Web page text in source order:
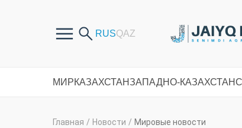
МИРКАЗАХСТАНЗАПАДНО-
Главная / Новости / Мировые новости